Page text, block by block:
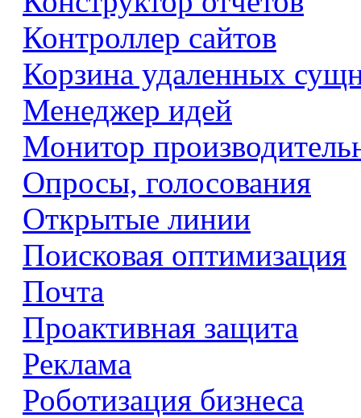
Контроллер сайтов
Корзина удаленных
Менеджер идей
Монитор
Опросы, голосования
Открытые линии
Поисковая оптимизация
Почта
Проактивная защита
Реклама
Роботизация бизнеса